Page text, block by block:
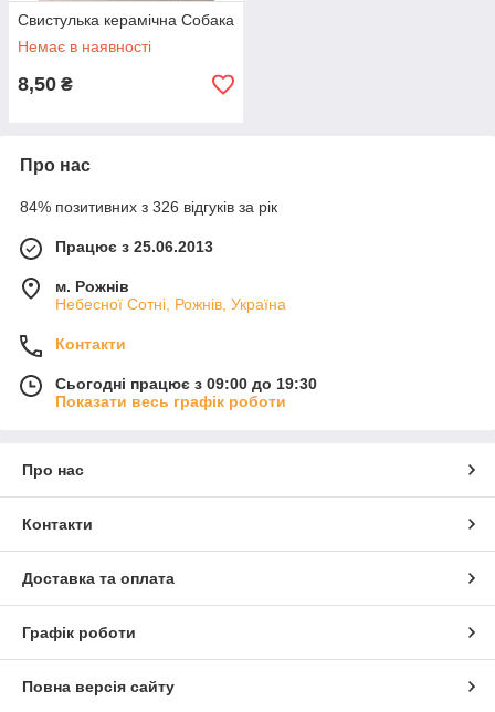
Заказать сувениры
В ассортименте есть сувениры для всех:
свистульки и шкатулки.
С нами сотрудничают многие крупные
нашей продукции.
Наши цены гораздо ниже рыночных, что
максимально оперативно.
У вас есть возможность заказать сувениры
по индивидуальному эскизу и получить
их качественное изготовление.
Деревянные и керамические
Свистулька керамічна Собака
Немає в наявності
8,50 ₴
Про нас
84% позитивних з 326 відгуків за рік
Працює з 25.06.2013
м. Рожнів
Небесної Сотні, Рожнів, Україна
Контакти
Сьогодні працює з 09:00 до 19:30
Показати весь графік роботи
Про нас
Контакти
Доставка та оплата
Графік роботи
Повна версія сайту